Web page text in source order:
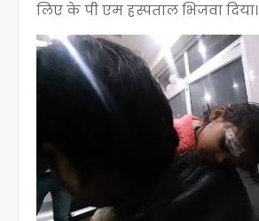
लिए के पी एम हस्पताल भिजवा दिया।